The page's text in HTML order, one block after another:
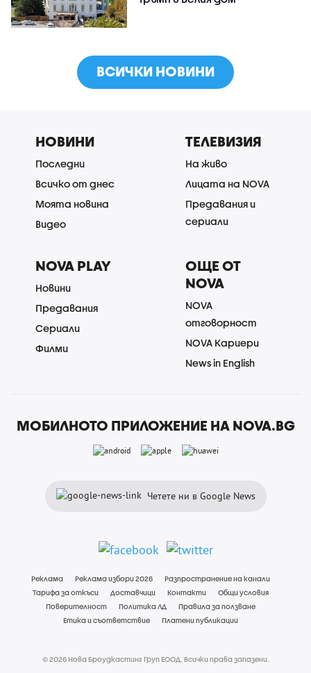
ВСИЧКИ НОВИНИ
НОВИНИ
Последни
Всичко от днес
Моята новина
Видео
ТЕЛЕВИЗИЯ
На живо
Лицата на NOVA
Предавания и
сериали
NOVA PLAY
Новини
Предавания
Сериали
Филми
ОЩЕ ОТ
NOVA
NOVA
отговорност
NOVA Кариери
News in English
МОБИЛНОТО ПРИЛОЖЕНИЕ НА NOVA.BG
Четете ни в Google News
Реклама Реклама избори 2026
Разпространение на канали
Тарифа за откъси
Доставчици Контакти
Общи условия
Поверителност
Политика ЛД
Правила за ползване
Етика и съответствие
Платени публикации
© 2026 Нова Броудкастинг Груп ЕООД. Всички права запазени.